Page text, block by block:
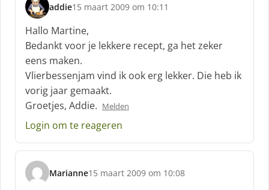
addie
s
c
h
r
e
e
f
:
15 maart 2009 om 10:11
Hallo Martine,
Bedankt voor je lekkere recept, ga het zeker
eens maken.
Vlierbessenjam vind ik ook erg lekker. Die heb ik
vorig jaar gemaakt.
Groetjes, Addie. Melden
Login om te reageren
Marianne
s
15 maart 2009 om 10:08